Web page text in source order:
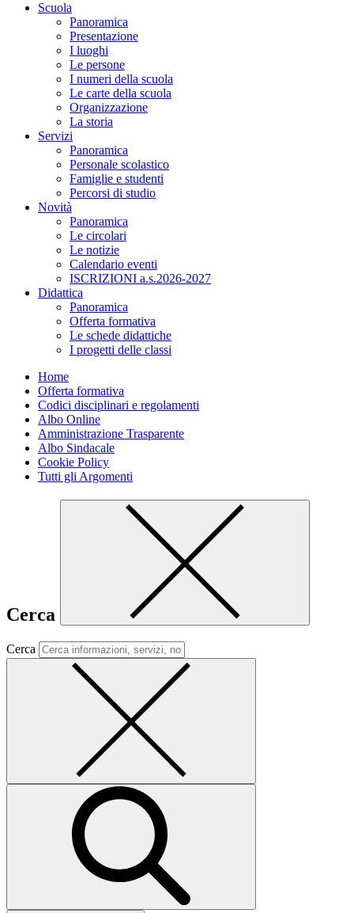
Scuola
Panoramica
Presentazione
I luoghi
Le persone
I numeri della scuola
Le carte della scuola
Organizzazione
La storia
Servizi
Panoramica
Personale scolastico
Famiglie e studenti
Percorsi di studio
Novità
Panoramica
Le circolari
Le notizie
Calendario eventi
ISCRIZIONI a.s.2026-2027
Didattica
Panoramica
Offerta formativa
Le schede didattiche
I progetti delle classi
Home
Offerta formativa
Codici disciplinari e regolamenti
Albo Online
Amministrazione Trasparente
Albo Sindacale
Cookie Policy
Tutti gli Argomenti
Cerca
Cerca